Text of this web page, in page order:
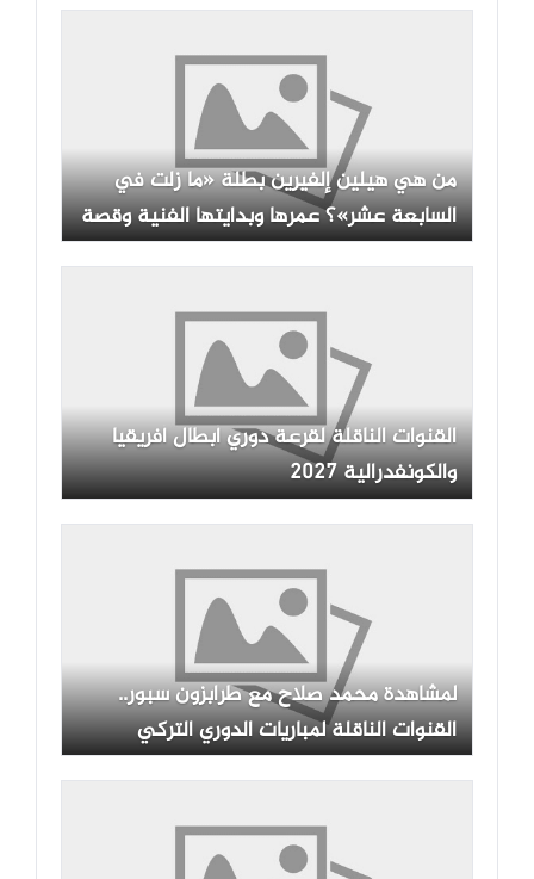
من هي هيلين إلفيرين بطلة «ما زلت في
السابعة عشر»؟ عمرها وبدايتها الفنية وقصة
شخصية دينيز
القنوات الناقلة لقرعة دوري أبطال أفريقيا
والكونفدرالية 2027
لمشاهدة محمد صلاح مع طرابزون سبور..
القنوات الناقلة لمباريات الدوري التركي
2026-2027